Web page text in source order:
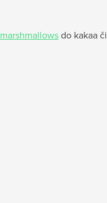
marshmallowsdo kakaa či